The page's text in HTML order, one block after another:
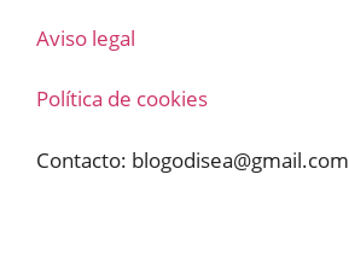
Aviso legal
Política de cookies
Contacto: blogodisea@gmail.com